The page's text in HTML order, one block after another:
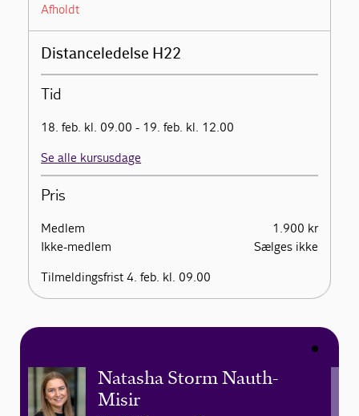
Afholdt
Distanceledelse H22
Tid
18. feb. kl. 09.00 - 19. feb. kl. 12.00
Se alle kursusdage
Pris
Medlem
1.900 kr
Ikke-medlem
Sælges ikke
Tilmeldingsfrist 4. feb. kl. 09.00
Natasha Storm Nauth-
Misir